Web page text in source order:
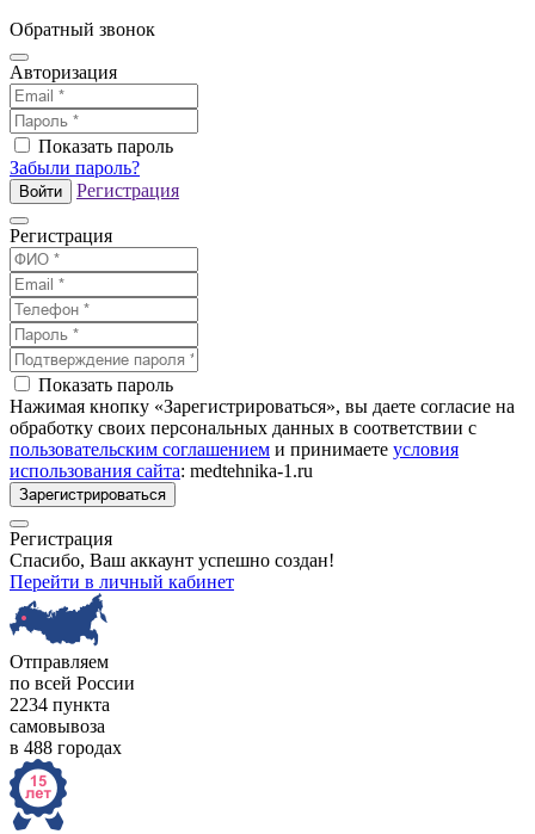
Обратный звонок
Авторизация
Показать пароль
Забыли пароль?
Войти Регистрация
Регистрация
Показать пароль
Нажимая кнопку «Зарегистрироваться», вы даете согласие на
обработку своих персональных данных в соответствии с
пользовательским соглашением и принимаете условия
использования сайта: medtehnika-1.ru
Зарегистрироваться
Регистрация
Спасибо, Ваш аккаунт успешно создан!
Перейти в личный кабинет
Отправляем
по всей России
2234 пункта
самовывоза
в 488 городах